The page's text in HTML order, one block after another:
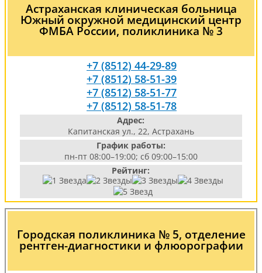
Астраханская клиническая больница
Южный окружной медицинский центр
ФМБА России, поликлиника № 3
+7 (8512) 44-29-89
+7 (8512) 58-51-39
+7 (8512) 58-51-77
+7 (8512) 58-51-78
Адрес:
Капитанская ул., 22, Астрахань
График работы:
пн-пт 08:00–19:00; сб 09:00–15:00
Рейтинг:
Городская поликлиника № 5, отделение
рентген-диагностики и флюорографии